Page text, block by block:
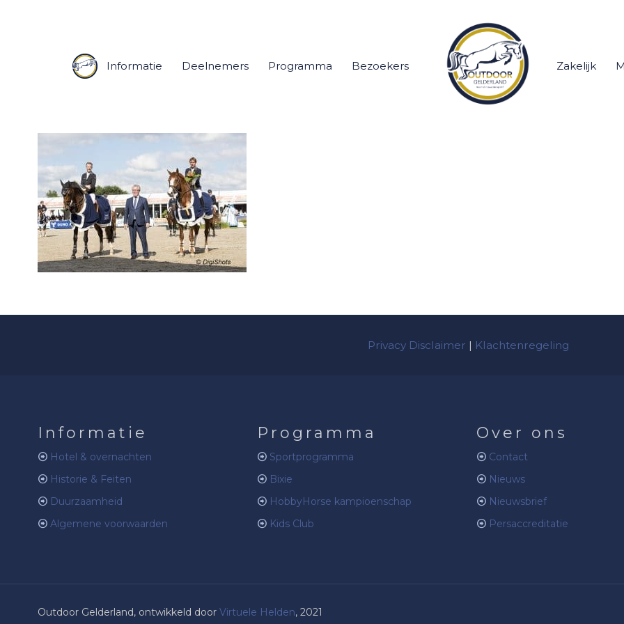
Informatie Deelnemers Programma Bezoekers Zakelijk
Privacy Disclaimer | Klachtenregeling
Informatie
Hotel & overnachten
Historie & Feiten
Duurzaamheid
Algemene voorwaarden
Programma
Sportprogramma
Bixie
HobbyHorse kampioenschap
Kids Club
Over ons
Contact
Nieuws
Nieuwsbrief
Persaccreditatie
Outdoor Gelderland, ontwikkeld door Virtuele Helden, 2021